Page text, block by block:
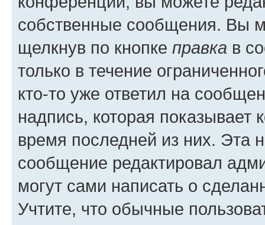
собственные сообщения. Вы
щелкнув по кнопке правка в
только в течение
кто-то уже ответил на
надпись, которая показывает
время последней из них. Эта
сообщение редактировал
могут сами написать о
Учтите, что обычные